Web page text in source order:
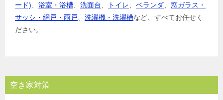
ード)
浴室・浴槽 洗面台 トイレ ベランダ
窓ガラス・
サッシ・網戸・雨戸
洗濯機・洗濯槽など、すべてお任せく
ださい。
空き家対策